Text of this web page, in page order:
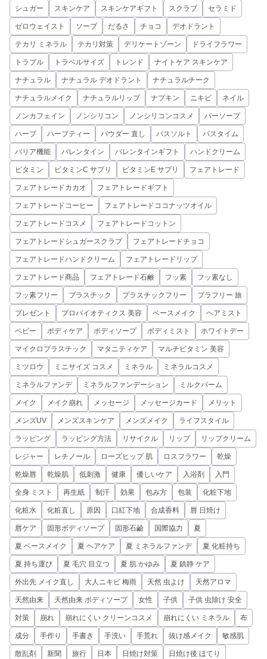
シュガー スキンケア スキンケアギフト スクラブ セラミド
ゼロウェイスト ソープ だるさ チョコ デオドラント
テカリ ミネラル テカリ対策 デリケートゾーン ドライフラワー
トラブル トラベルサイズ トレンド ナイトケア スキンケア
ナチュラル ナチュラル デオドラント ナチュラルチーク
ナチュラルメイク ナチュラルリップ ナプキン ニキビ ネイル
ノンカフェイン ノンシリコン ノンシリコンコスメ バーソープ
ハーブ ハーブティー パウダー 直し バスソルト バスタイム
バリア機能 バレンタイン バレンタインギフト ハンドクリーム
ビタミン ビタミンC サプリ ビタミンE サプリ フェアトレード
フェアトレードカカオ フェアトレードギフト
フェアトレードコーヒー フェアトレードココナッツオイル
フェアトレードコスメ フェアトレードコットン
フェアトレードシュガースクラブ フェアトレードチョコ
フェアトレードハンドクリーム フェアトレードリップ
フェアトレード商品 フェアトレード石鹸 フッ素 フッ素なし
フッ素フリー プラスチック プラスチックフリー プラフリー 旅
プレゼント プロバイオティクス 美容 ベースメイク ヘアミスト
ベビー ボディケア ボディソープ ボディミスト ホワイトデー
マイクロプラスチック マタニティケア マルチビタミン 美容
ミツロウ ミニサイズ コスメ ミネラル ミネラルコスメ
ミネラルファンデ ミネラルファンデーション ミルクバーム
メイク メイク崩れ メッセージ メッセージカード メリット
メンズUV メンズスキンケア メンズメイク ライフスタイル
ラッピング ラッピング方法 リサイクル リップ リップクリーム
レジャー レチノール ローズヒップ 肌 ロスフラワー 乾燥
乾燥唇 乾燥肌 低刺激 健康 優しいケア 入浴剤 入門
全身 ミスト 再生紙 制汗 効果 包み方 包装 化粧下地
化粧水 化粧直し 原因 口紅下地 合成香料 唇 日焼け
唇ケア 固形ボディソープ 固形石鹼 国際協力 夏
夏 ベースメイク 夏 ヘアケア 夏 ミネラルファンデ 夏 化粧持ち
夏 持ち運び 夏 毛穴 目立つ 夏 肌 かゆみ 夏 鎮静 ケア
外出先 メイク直し 大人ニキビ 梅雨 天然 虫よけ 天然アロマ
天然由来 天然由来 ボディソープ 女性 子供 子供 虫除け 安全
対策 崩れ 崩れにくい クリーンコスメ 崩れにくい ミネラル 布
成分 手作り 手書き 手洗い 手荒れ 抜け感メイク 敏感肌
散乱剤 新聞 旅行 日本 日焼け対策 日焼け後 ほてり